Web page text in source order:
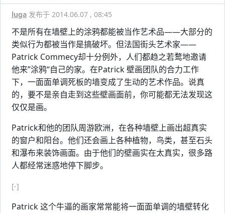
luga 发布于 2014.06.07 , 08:45
不是所有在墙壁上的涂鸦都能被当作艺术品——大部分的
类似行为都被当作是搞破坏。但法国街头艺术家——
Patrick Commecy却十分例外，人们都趋之若鹜地邀请
他来”涂鸦“自己的家。在Patrick 壁画团队的合力工作
下，一面面单调死板的墙变成了生动的艺术作品。说真
的，要不是亲自走到这些壁画面前，你可能都无法发现这
仅仅是画。
Patrick和他的团队周游欧洲，在各种墙壁上画出超真实
的窗户和阳台。他们还会画上各种植物，鸟类，甚至石头
和瀑布来装饰画面。由于他们的壁画实在太真实，很多路
人都经常迷惑地停下脚步。
[-]
Patrick 这个牛逼的画家常常能将一面面单调的墙壁转化